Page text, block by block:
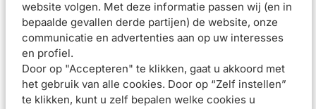
website volgen. Met deze informatie passen wij (en in
bepaalde gevallen derde partijen) de website, onze
communicatie en advertenties aan op uw interesses
en profiel.
Door op "Accepteren" te klikken, gaat u akkoord met
het gebruik van alle cookies. Door op “Zelf instellen”
te klikken, kunt u zelf bepalen welke cookies u
Breng de foundation poeder aan op een gereinigde huid.
Neem een passende hoeveelheid product op met het
sponsje, maak daarbij kleine draaiende bewegingen.
Strijk het product zachtjes vanuit het midden naar de
buitenkant van het gezicht uit voor een gelijkmatig effect.
Breng desgewenst extra product aan op sterk zichtbare